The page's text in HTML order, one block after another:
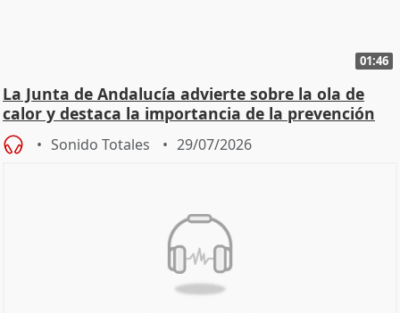
01:46
La Junta de Andalucía advierte sobre la ola de
calor y destaca la importancia de la prevención
Sonido Totales 29/07/2026